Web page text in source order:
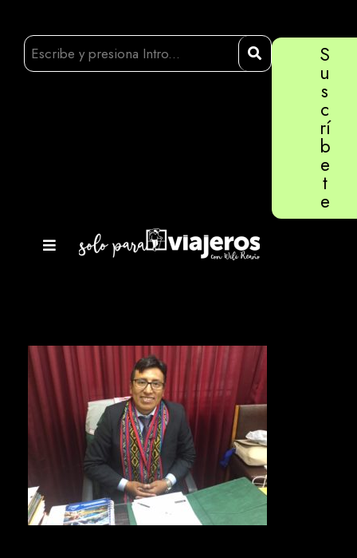
S
u
s
c
rí
b
e
t
e